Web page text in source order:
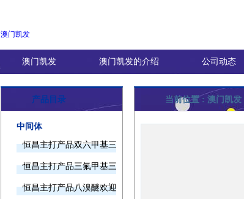
澳门凯发
澳门凯发 澳门凯发的介绍 公司动态
产品目录
中间体
恒昌主打产品双六甲基三胺欢迎询价
恒昌主打产品三氟甲基三甲基硅烷欢迎询价
恒昌主打产品八溴醚欢迎询价
当前位置 : 澳门凯发